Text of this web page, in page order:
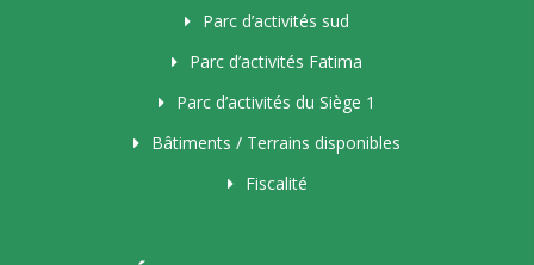
Parc d’activités sud
Parc d’activités Fatima
Parc d’activités du Siège 1
Bâtiments / Terrains disponibles
Fiscalité